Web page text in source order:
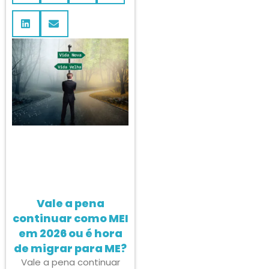
Vale a pena
continuar como MEI
em 2026 ou é hora
de migrar para ME?
Vale a pena continuar